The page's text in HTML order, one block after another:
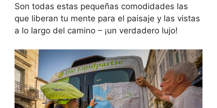
Son todas estas pequeñas comodidades las
que liberan tu mente para el paisaje y las vistas
a lo largo del camino – ¡un verdadero lujo!